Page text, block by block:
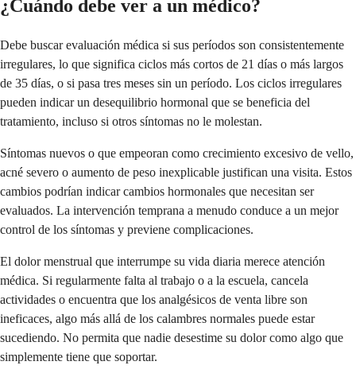
¿Cuándo debe ver a un médico?
Debe buscar evaluación médica si sus períodos son consistentemente
irregulares, lo que significa ciclos más cortos de 21 días o más largos
de 35 días, o si pasa tres meses sin un período. Los ciclos irregulares
pueden indicar un desequilibrio hormonal que se beneficia del
tratamiento, incluso si otros síntomas no le molestan.
Síntomas nuevos o que empeoran como crecimiento excesivo de vello,
acné severo o aumento de peso inexplicable justifican una visita. Estos
cambios podrían indicar cambios hormonales que necesitan ser
evaluados. La intervención temprana a menudo conduce a un mejor
control de los síntomas y previene complicaciones.
El dolor menstrual que interrumpe su vida diaria merece atención
médica. Si regularmente falta al trabajo o a la escuela, cancela
actividades o encuentra que los analgésicos de venta libre son
ineficaces, algo más allá de los calambres normales puede estar
sucediendo. No permita que nadie desestime su dolor como algo que
simplemente tiene que soportar.